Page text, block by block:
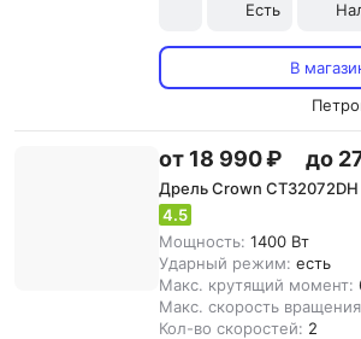
Есть
В
от 18 990 ₽ до
Дрель Crown CT32072DH
4.5
Мощность: 1400 Вт
Ударный режим: есть
Макс. крутящий момент:
Макс. скорость
Кол-во скоростей: 2